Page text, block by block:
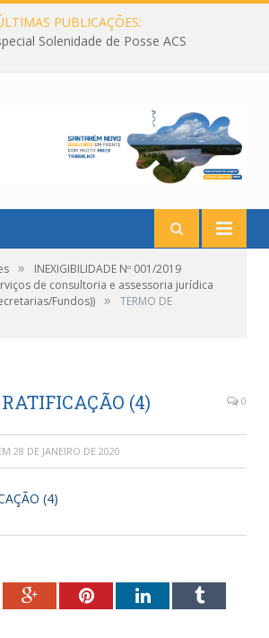
PUBLICAÇÕES:
Solenidade de Posse ACS
»
INEXIGIBILIDADE Nº 001/2019
de consultoria e assessoria jurídica
Fundos)) »
TERMO DE
(4) 0
28 DE JANEIRO DE 2020
(4)
Google+PinterestLinkedInTumblr